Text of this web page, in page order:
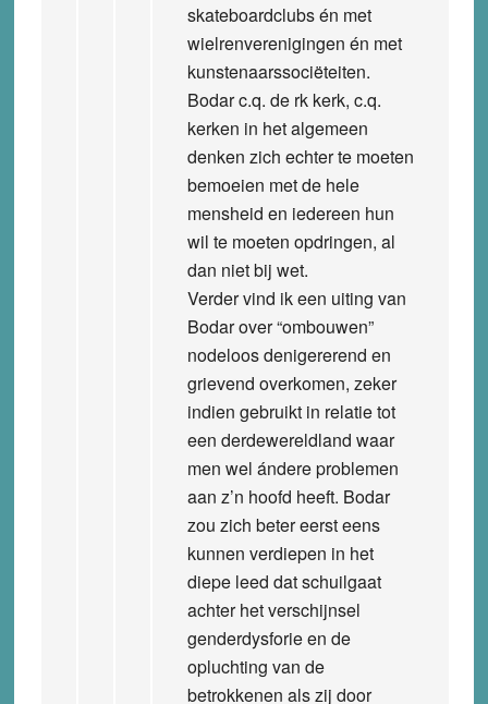
skateboardclubs én met
wielrenverenigingen én met
kunstenaarssociëteiten.
Bodar c.q. de rk kerk, c.q.
kerken in het algemeen
denken zich echter te moeten
bemoeien met de hele
mensheid en iedereen hun
wil te moeten opdringen, al
dan niet bij wet.
Verder vind ik een uiting van
Bodar over “ombouwen”
nodeloos denigererend en
grievend overkomen, zeker
indien gebruikt in relatie tot
een derdewereldland waar
men wel ándere problemen
aan z’n hoofd heeft. Bodar
zou zich beter eerst eens
kunnen verdiepen in het
diepe leed dat schuilgaat
achter het verschijnsel
genderdysforie en de
opluchting van de
betrokkenen als zij door